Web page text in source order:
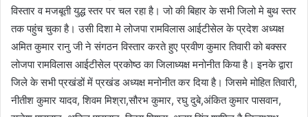
विस्तार व मजबूती युद्ध स्तर पर चल रहा है। जो की बिहार के सभी जिलो मे बुथ स्तर
तक पहुंच चुका है। उसी दिशा मे लोजपा रामविलास आईटीसेल के प्रदेश अध्यक्ष
अमित कुमार रानु जी ने संगठन विस्तार करते हुए प्रवीण कुमार तिवारी को बक्सर
लोजपा रामविलास आईटीसेल प्रकोष्ठ का जिलाध्यक्ष मनोनीत किया है। इनके द्वारा
जिले के सभी प्रखंडों में प्रखंड अध्यक्ष मनोनीत कर दिया है। जिसमे मोहित तिवारी,
नीतीश कुमार यादव, शिवम मिश्रा,सौरभ कुमार, रघु दुबे,अंकित कुमार पासवान,